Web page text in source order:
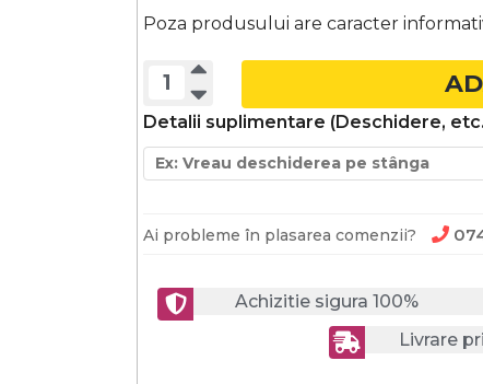
Poza produsului are caracter
Detalii suplimentare (Deschidere,
Ai probleme în plasarea comenzii?
Achizitie sigura 100%
Livrare